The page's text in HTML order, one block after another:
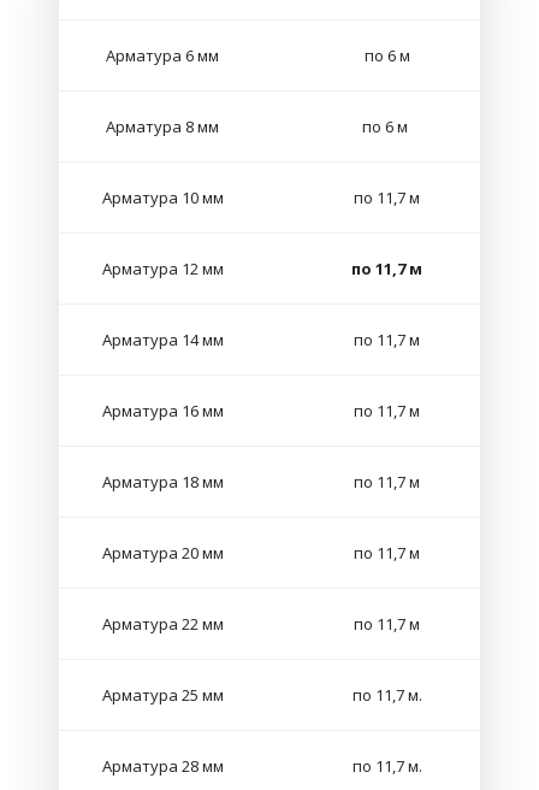
Арматура 6 мм по 6 м
Арматура 8 мм по 6 м
Арматура 10 мм по 11,7 м
Арматура 12 мм по 11,7 м
Арматура 14 мм по 11,7 м
Арматура 16 мм по 11,7 м
Арматура 18 мм по 11,7 м
Арматура 20 мм по 11,7 м
Арматура 22 мм по 11,7 м
Арматура 25 мм по 11,7 м.
Арматура 28 мм по 11,7 м.